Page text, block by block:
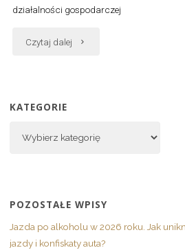
działalności gospodarczej
Czytaj dalej "Podatek
zagrożenie?"
KATEGORIE
POZOSTAŁE WPISY
Jazda po alkoholu w 2026 roku. Jak
jazdy i konfiskaty auta?